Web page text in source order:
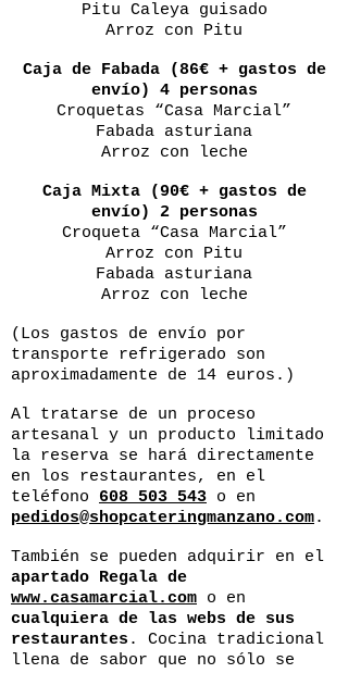
Pitu Caleya guisado
Arroz con Pitu
Caja de Fabada (86€ + gastos de
envío) 4 personas
Croquetas “Casa Marcial”
Fabada asturiana
Arroz con leche
Caja Mixta (90€ + gastos de
envío) 2 personas
Croqueta “Casa Marcial”
Arroz con Pitu
Fabada asturiana
Arroz con leche
(Los gastos de envío por
transporte refrigerado son
aproximadamente de 14 euros.)
Al tratarse de un proceso
artesanal y un producto limitado
la reserva se hará directamente
en los restaurantes, en el
teléfono 608 503 543 o en
pedidos@shopcateringmanzano.com.
También se pueden adquirir en el
apartado Regala de
www.casamarcial.com o en
cualquiera de las webs de sus
restaurantes . Cocina tradicional
llena de sabor que no sólo se